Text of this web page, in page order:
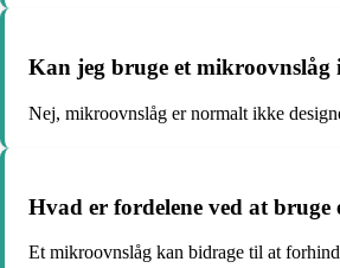
Kan jeg bruge et mikroovnslåg
Nej, mikroovnslåg er normalt ikke
Hvad er fordelene ved at bruge
Et mikroovnslåg kan bidrage til at